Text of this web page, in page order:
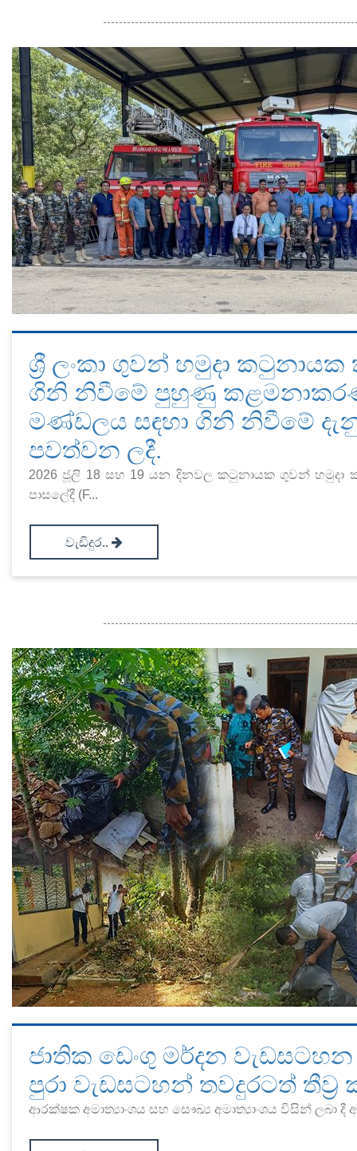
ශ්‍රී ලංකා ගුවන් හමුදා
ගිනි නිවීමේ පුහුණු කළමනාකරණ
මණ්ඩලය සඳහා ගිනි නිවීමේ
පවත්වන ලදී.
2026 ජූලි 18 සහ 19 යන දිනවල කටුනායක ගුවන්
පාසලේදී (F...
වැඩිදුර..
ජාතික ඩෙංගු මර්දන වැඩසටහන
පුරා වැඩසටහන් තවදුරටත් තීව්‍ර
ආරක්ෂක අමාත්‍යාංශය සහ සෞඛ්‍ය අමාත්‍යාංශය විසින් ලබා